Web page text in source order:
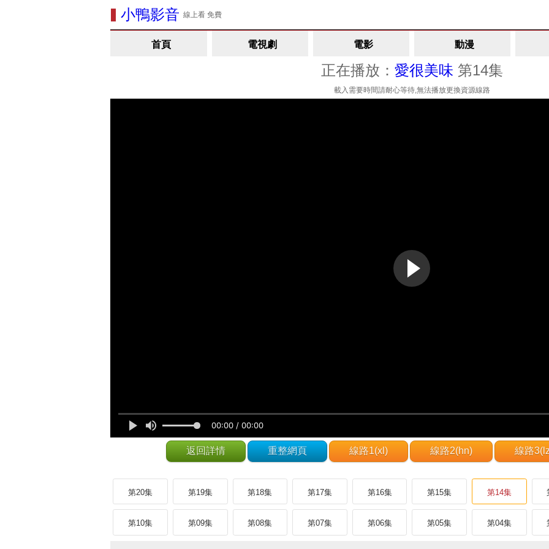
小鴨影音 線上看 免費
首頁 電視劇 電影 動漫
正在播放： 愛很美味 第14集
載入需要時間請耐心等待,無法播放更換資源線路
返回詳情 重整網頁 線路1(xl) 線路2(hn) 線路
第20集 第19集 第18集 第17集 第16集 第15集 第14集
第10集 第09集 第08集 第07集 第06集 第05集 第04集